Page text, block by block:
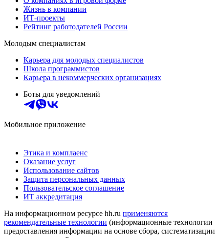
Жизнь в компании
ИТ-проекты
Рейтинг работодателей России
Молодым специалистам
Карьера для молодых специалистов
Школа программистов
Карьера в некоммерческих организациях
Боты для уведомлений
Мобильное приложение
Этика и комплаенс
Оказание услуг
Использование сайтов
Защита персональных данных
Пользовательское соглашение
ИТ аккредитация
На информационном ресурсе hh.ru применяются
рекомендательные технологии (информационные технологии
предоставления информации на основе сбора, систематизации